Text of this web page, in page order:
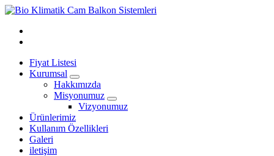
Skip
content
Fiyat Listesi
Kurumsal
Hakkımızda
Misyonumuz
Vizyonumuz
Ürünlerimiz
Kullanım Özellikleri
Galeri
iletişim